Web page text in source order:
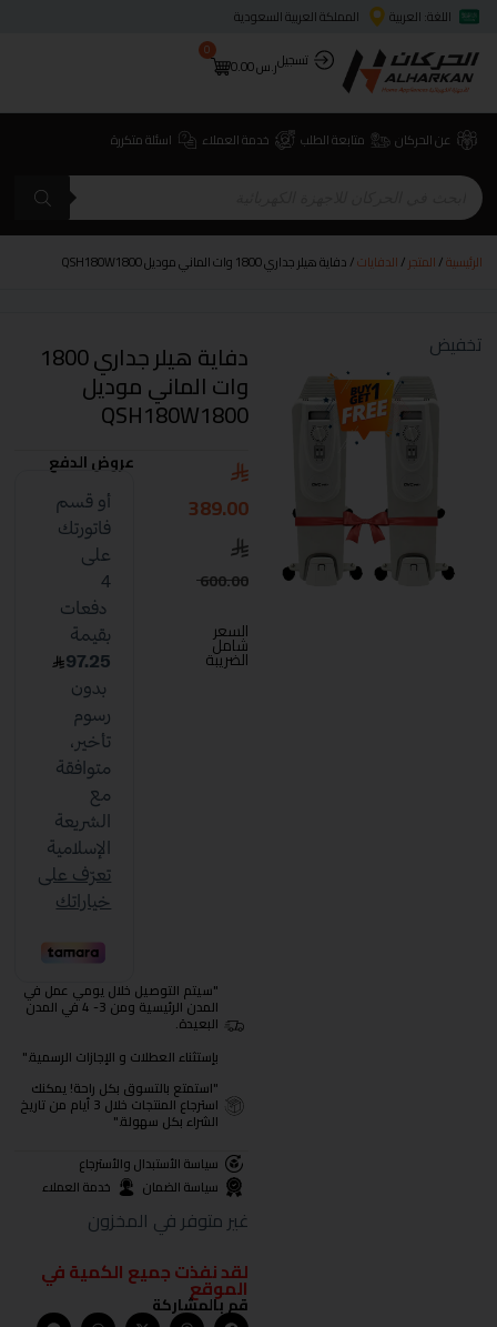
اللغة: العربية
المملكة العربية السعودية
تسجيلر.س0.00
0
عن الحركان متابعة الطلب خدمة العملاء اسئلة متكررة
الرئيسية/المتجر/الدفايات/ دفاية هيلر جداري 1800 وات الماني موديل QSH180W1800
تخفيض دفاية هيلر جداري 1800
وات الماني موديل
QSH180W1800
600.00
389.00
السعر
شامل
الضريبة
عروض الدفع
"سيتم التوصيل خلال يومي عمل في
المدن الرئيسية ومن 3- 4 في المدن
البعيدة.
بإستثناء العطلات و الإجازات الرسمية."
"استمتع بالتسوق بكل راحة! يمكنك
استرجاع المنتجات خلال 3 أيام من تاريخ
الشراء بكل سهولة."
سياسة الأستبدال والأسترجاع
سياسة الضمان
خدمة العملاء
غير متوفر في المخزون
لقد نفذت جميع الكمية في
الموقع
قم بالمشاركة